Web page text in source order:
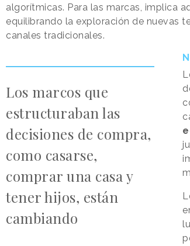
algorítmicas. Para las marcas, implica
equilibrando la exploración de nuevas
canales tradicionales.
Los marcos que
estructuraban las
decisiones de compra,
como casarse,
comprar una casa y
tener hijos, están
cambiando